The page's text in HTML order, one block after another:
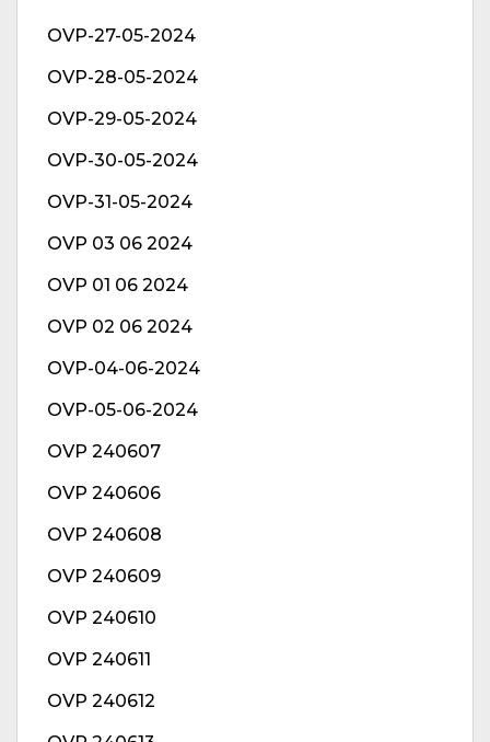
OVP-27-05-2024
OVP-28-05-2024
OVP-29-05-2024
OVP-30-05-2024
OVP-31-05-2024
OVP 03 06 2024
OVP 01 06 2024
OVP 02 06 2024
OVP-04-06-2024
OVP-05-06-2024
OVP 240607
OVP 240606
OVP 240608
OVP 240609
OVP 240610
OVP 240611
OVP 240612